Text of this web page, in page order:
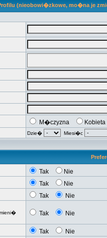
(nieobowi�zkowe, mo�na je
M�czyzna
Kobieta
Dzie� Miesi�c
Tak
Nie
Tak
Nie
Tak
Nie
Tak Nie
Tak
Nie